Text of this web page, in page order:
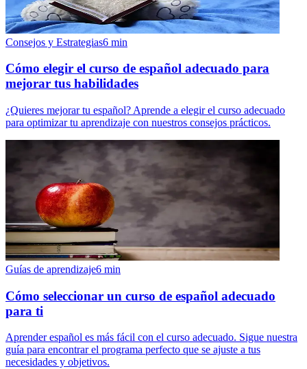
Consejos y Estrategias6 min
Cómo elegir el curso de español adecuado para
mejorar tus habilidades
¿Quieres mejorar tu español? Aprende a elegir el curso adecuado
para optimizar tu aprendizaje con nuestros consejos prácticos.
Guías de aprendizaje6 min
Cómo seleccionar un curso de español adecuado
para ti
Aprender español es más fácil con el curso adecuado. Sigue nuestra
guía para encontrar el programa perfecto que se ajuste a tus
necesidades y objetivos.